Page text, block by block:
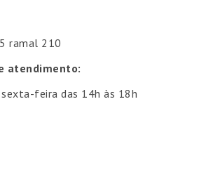
ramal 210
atendimento:
sexta-feira das 14h às 18h